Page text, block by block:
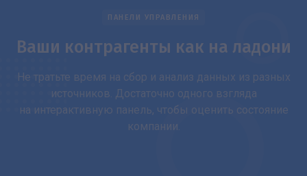
ПАНЕЛИ УПРАВЛЕНИЯ
Ваши контрагенты как на ладони
Не тратьте время на сбор и анализ данных из разных
источников. Достаточно одного взгляда
на интерактивную панель, чтобы оценить состояние
компании.